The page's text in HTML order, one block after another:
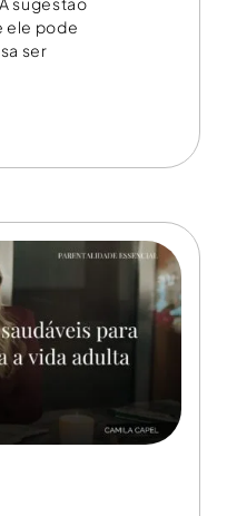
sugestão
ele pode
ser